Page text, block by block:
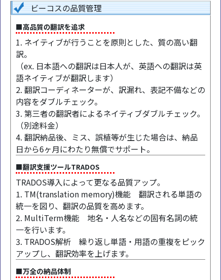
ビーコスの品質管理
■高品質の翻訳を追求
1. ネイティブが行うことを原則とした、質の高い翻
訳。
（ex. 日本語への翻訳は日本人が、英語への翻訳は英
語ネイティブが翻訳します）
2. 翻訳コーディネーターが、訳漏れ、表記不備などの
内容をダブルチェック。
3. 第三者の翻訳者によるネイティブダブルチェック。
（別途料金）
4. 翻訳納品後、ミス、誤植等が生じた場合は、納品
日から6ヶ月にわたり無償でサポート。
■翻訳支援ツールTRADOS
TRADOS導入によって更なる品質アップ。
1. TM(translation memory)機能 翻訳される単語の
統一を図り、翻訳の品質を高めます。
2. MultiTerm機能 地名・人名などの固有名詞の統
一を行います。
3. TRADOS解析 繰り返し単語・用語の重複をピック
アップし、翻訳効率を上げます。
■万全の納品体制